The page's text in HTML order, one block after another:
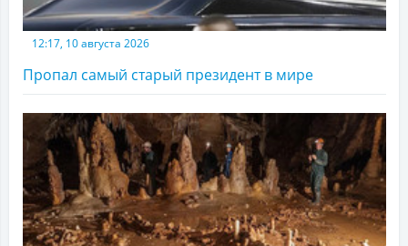
12:17, 10 августа 2026
Пропал самый старый президент в мире